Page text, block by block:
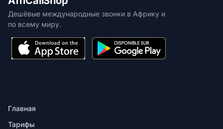
Дешёвые международные звонки в Африку и
по всему миру.
Главная
Тарифы